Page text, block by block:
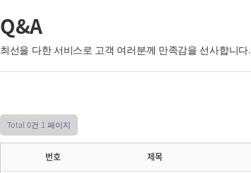
Q&A
최선을 다한 서비스로 고객 여러분께 만족감을 선사합니다.
Total 0건 1 페이지
번호 제목